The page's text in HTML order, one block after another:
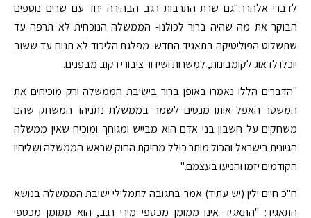
לדברי אלהרר:"גם שרת התרבות רגב הבהירה יחד עם שרים נוספים
הבוקר את מה שהיה ברור לכולנו- הממשלה הנוכחית לא תרפה עד
שתשלוט הפוליטיקה בתאגיד החדש. מפלגת הליכוד לא תנוח עד ששוב
יוכלו לדאוג לקומבינות, למשרות ושידור ציבורי רקוב מבפנים.
"הדברים הללו נאמרו באופן ברור בישיבת הממשלה ורק מוכיחים את
המשטר האפל אותו מנסים לשמר בממשלת נתניהו. המשחק שהם
משחקים על חשבון בני אדם הוא מבייש ומגוחך ומוכיח שאין ממשלה
הגיונית בישראל והכול מותר כולל מחיקת החוק שראש הממשלה ושליחיו
הקודמים יזמו והניעו בעצמם."
ח"כ חיים ילין (יש עתיד) אמר בתגובה לתמלילי ישיבת הממשלה בנושא
התאגיד: "התאגיד אינו ממומן מכספי מירי רגב, הוא ממומן מכספי